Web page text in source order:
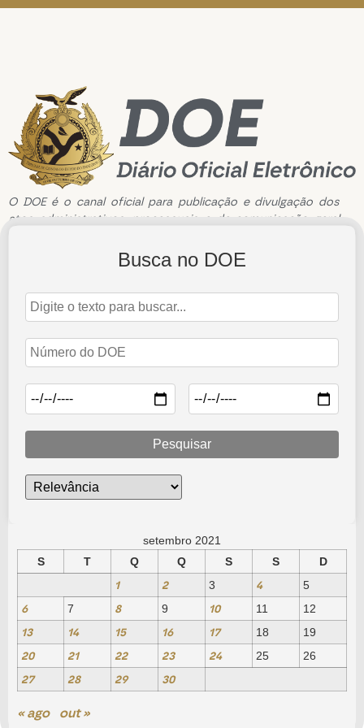
O DOE é o canal oficial para publicação e divulgação dos
atos administrativos, processuais e de comunicação geral
Edição de n°2635 de 30 de setembro de 2021
30 de setembro de 2021
Abrir Edição
Busca no DOE
Pesquisar
setembro 2021
S
T Q Q S S D
1 2 3 4 5
6 7 8 9 10 11 12
13 14 15 16 17 18 19
20 21 22 23 24 25 26
27 28 29 30
« ago out »